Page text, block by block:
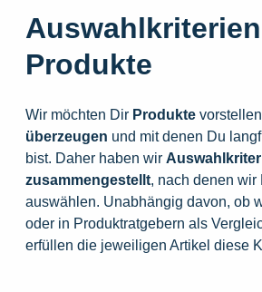
Produkte
Wir möchten Dir Produkte
überzeugen und mit denen Du
bist. Daher haben wir
zusammengestellt, nach denen wir
auswählen. Unabhängig davon, ob
oder in Produktratgebern als
erfüllen die jeweiligen Artikel diese